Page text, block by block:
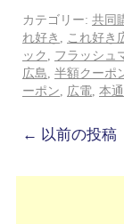
カテゴリー: 共同
れ好き
これ好き
ック
フラッシュ
広島 半額クーポ
ーポン
広電 本通
← 以前の投稿